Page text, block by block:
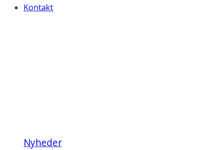
Kontakt
Nyheder